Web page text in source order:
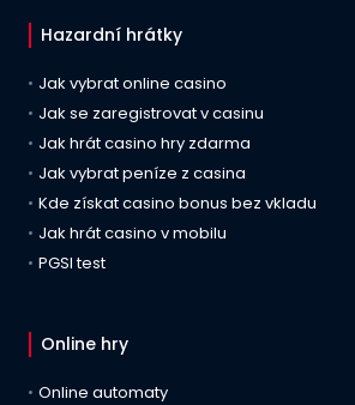
Hazardní hrátky
Jak vybrat online casino
Jak se zaregistrovat v casinu
Jak hrát casino hry zdarma
Jak vybrat peníze z casina
Kde získat casino bonus bez vkladu
Jak hrát casino v mobilu
PGSI test
Online hry
Online automaty